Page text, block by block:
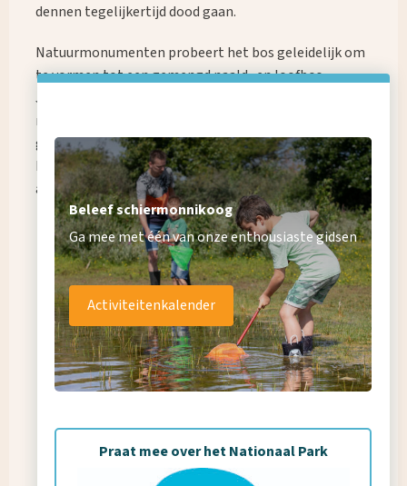
dennen tegelijkertijd dood gaan.
Natuurmonumenten probeert het bos geleidelijk om
te vormen tot een gemengd naald- en loofbos.
Jaarlijks worden enkele bomen gekapt, maar nooit
meer dan 1% van het hele bos. De open plekken
groeien daarna weer langzaam dicht met jonge
bomen en struiken. Hierdoor komt er meer
afwisseling in het bos.
Beleef schiermonnikoog
Ga mee met één van onze enthousiaste gidsen
Activiteitenkalender
Praat mee over het Nationaal Park